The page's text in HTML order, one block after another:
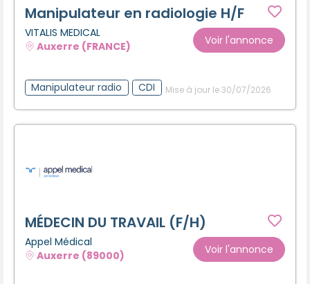
Manipulateur en radiologie H/F
VITALIS MEDICAL
Auxerre (FRANCE)
Voir l'annonce
Manipulateur radio CDI Mise à jour le 30/07/2026
MÉDECIN DU TRAVAIL (F/H)
Appel Médical
Auxerre (89000)
Voir l'annonce